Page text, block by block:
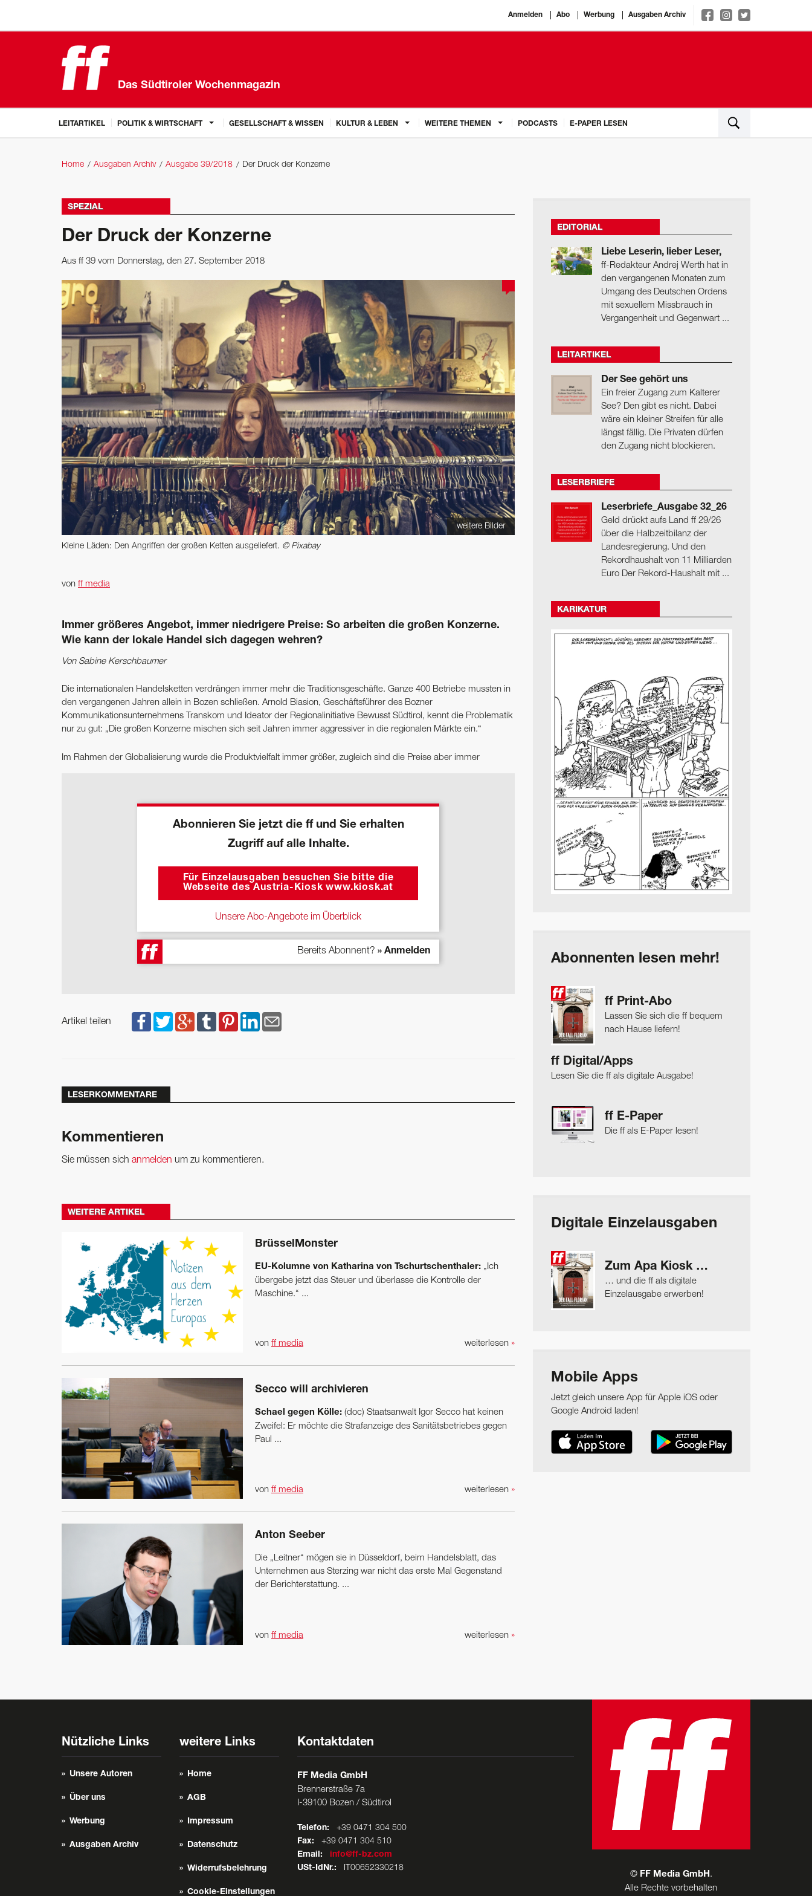
Anmelden Abo Werbung Ausgaben Archiv
Das Südtiroler Wochenmagazin
LEITARTIKEL POLITIK & WIRTSCHAFT GESELLSCHAFT & WISSEN KULTUR & LEBEN WEITERE THEMEN PODCASTS E-PAPER LESEN
Home Ausgaben Archiv Ausgabe 39/2018 Der Druck der Konzerne
SPEZIAL
Der Druck der Konzerne
Aus ff 39 vom Donnerstag, den 27. September 2018
weitere Bilder
Kleine Läden: Den Angriffen der großen Ketten ausgeliefert. © Pixabay
von ff media
Immer größeres Angebot, immer niedrigere Preise: So arbeiten die großen Konzerne.
Wie kann der lokale Handel sich dagegen wehren?
Von Sabine Kerschbaumer
Die internationalen Handelsketten verdrängen immer mehr die Traditionsgeschäfte. Ganze 400 Betriebe mussten in
den vergangenen Jahren allein in Bozen schließen. Arnold Biasion, Geschäftsführer des Bozner
Kommunikationsunternehmens Transkom und Ideator der Regionalinitiative Bewusst Südtirol, kennt die Problematik
nur zu gut: „Die großen Konzerne mischen sich seit Jahren immer aggressiver in die regionalen Märkte ein.“
Im Rahmen der Globalisierung ­wurde die Produktvielfalt immer größer, zugleich sind die Preise aber immer
Abonnieren Sie jetzt die ff und Sie erhalten
Zugriff auf alle Inhalte.
Für Einzelausgaben besuchen Sie bitte die
Webseite des Austria-Kiosk www.kiosk.at
Unsere Abo-Angebote im Überblick
Bereits Abonnent? » Anmelden
Artikel teilen
LESERKOMMENTARE
Kommentieren
Sie müssen sich anmelden um zu kommentieren.
WEITERE ARTIKEL
BrüsselMonster
EU-Kolumne von Katharina von Tschurtschenthaler: „Ich
übergebe jetzt das ­Steuer und überlasse die Kontrolle der
Maschine.“ ...
weiterlesen »
von ff media
Secco will archivieren
Schael gegen Kölle: (doc) Staatsanwalt Igor Secco hat keinen
Zweifel: Er möchte die Strafanzeige des Sanitätsbetriebes gegen
Paul ...
weiterlesen »
von ff media
Anton Seeber
Die „Leitner“ mögen sie in Düsseldorf, beim Handelsblatt, das
Unternehmen aus Sterzing war nicht das erste Mal Gegenstand
der Berichterstattung. ...
weiterlesen »
von ff media
EDITORIAL
Liebe Leserin, lieber Leser,
ff-Redakteur Andrej Werth hat in
den vergangenen Monaten zum
Umgang des Deutschen Ordens
mit sexuellem Missbrauch in
Vergangenheit und Gegenwart ...
LEITARTIKEL
Der See gehört uns
Ein freier Zugang zum Kalterer
See? Den gibt es nicht. Dabei
wäre ein kleiner Streifen für alle
längst fällig. Die Privaten dürfen
den Zugang nicht blockieren.
LESERBRIEFE
Leserbriefe_Ausgabe 32_26
Geld drückt aufs Land ff 29/26
über die Halbzeitbilanz der
Landesregierung. Und den
Rekordhaushalt von 11 Milliarden
Euro Der Rekord-Haushalt mit ...
KARIKATUR
Abonnenten lesen mehr!
ff Print-Abo
Lassen Sie sich die ff bequem
nach Hause liefern!
ff Digital/Apps
Lesen Sie die ff als digitale Ausgabe!
ff E-Paper
Die ff als E-Paper lesen!
Digitale Einzelausgaben
Zum Apa Kiosk …
… und die ff als digitale
Einzelausgabe erwerben!
Mobile Apps
Jetzt gleich unsere App für Apple iOS oder
Google Android laden!
Nützliche Links
Unsere Autoren
Über uns
Werbung
Ausgaben Archiv
weitere Links
Home
AGB
Impressum
Datenschutz
Widerrufsbelehrung
Cookie-Einstellungen
Kontaktdaten
FF Media GmbH
Brennerstraße 7a
I-39100 Bozen / Südtirol
Telefon: +39 0471 304 500
Fax: +39 0471 304 510
Email:
info@ff-bz.com
USt-IdNr.: IT00652330218
© FF Media GmbH .
Alle Rechte vorbehalten